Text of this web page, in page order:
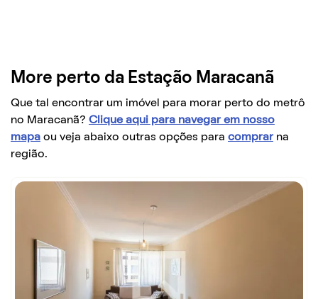
More perto da Estação Maracanã
Que tal encontrar um imóvel para morar perto do metrô
no Maracanã? Clique aqui para navegar em nosso
mapa ou veja abaixo outras opções para comprarna
região.